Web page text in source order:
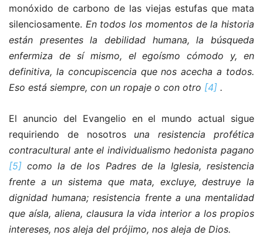
monóxido de carbono de las viejas estufas que mata
silenciosamente. En todos los momentos de la historia
están presentes la debilidad humana, la búsqueda
enfermiza de sí mismo, el egoísmo cómodo y, en
definitiva, la concupiscencia que nos acecha a todos.
Eso está siempre, con un ropaje o con otro [4] .
El anuncio del Evangelio en el mundo actual sigue
requiriendo de nosotros una resistencia profética
contracultural ante el individualismo hedonista pagano
[5] como la de los Padres de la Iglesia, resistencia
frente a un sistema que mata, excluye, destruye la
dignidad humana; resistencia frente a una mentalidad
que aísla, aliena, clausura la vida interior a los propios
intereses, nos aleja del prójimo, nos aleja de Dios.